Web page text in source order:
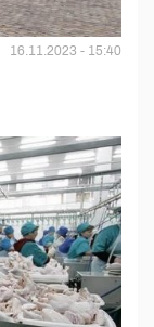
16.11.2023 - 15:40